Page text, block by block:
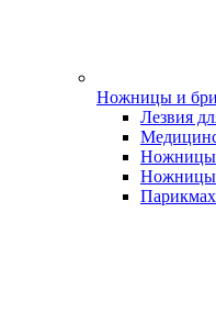
Ножницы и
Лезвия
Ножницы
Ножницы